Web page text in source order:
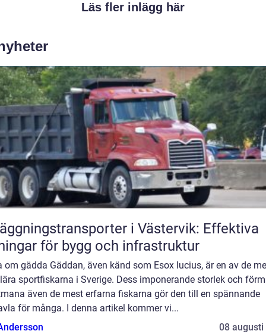
Läs fler inlägg här
i Västervik: Effektiva
för bygg och infrastruktur
om gädda Gäddan, även känd som Esox lucius, är en av de
sportfiskarna i Sverige. Dess imponerande storlek och
även de mest erfarna fiskarna gör den till en spännande
för många. I denna artikel kommer vi...
08 augusti